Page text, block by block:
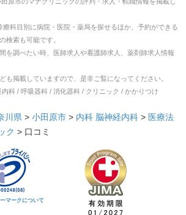
科目別に病院・医院・薬局を探せるほか、予約ができる
検索も可能です。
を調べたい時、医師求人や看護師求人、薬剤師求人情報
も掲載していますので、是非ご覧になってください。
内科 / 呼吸器科 / 消化器科 / クリニック / かかりつけ
川県 > 小田原市 > 内科 脳神経内科 > 医療法
ク > 口コミ
マークについて